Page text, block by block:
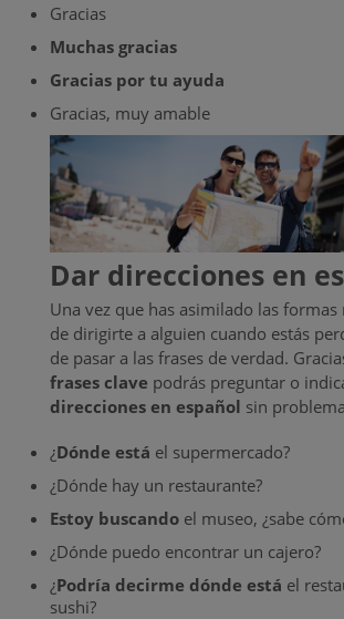
Gracias
Muchas gracias
Gracias por tu ayuda
Gracias, muy amable
Dar direcciones en
Una vez que has asimilado las formas
de dirigirte a alguien cuando estás
de pasar a las frases de verdad.
frases clave podrás preguntar o
direcciones en español sin
¿Dónde está el supermercado?
¿Dónde hay un restaurante?
Estoy buscandoel museo, ¿sabe
¿Dónde puedo encontrar un cajero?
¿Podría decirme dónde está el
sushi?